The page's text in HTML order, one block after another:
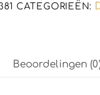
CATEGORIEËN:
Beoordelingen